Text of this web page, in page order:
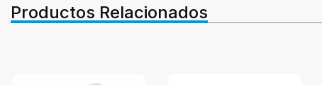
Productos Relacionados